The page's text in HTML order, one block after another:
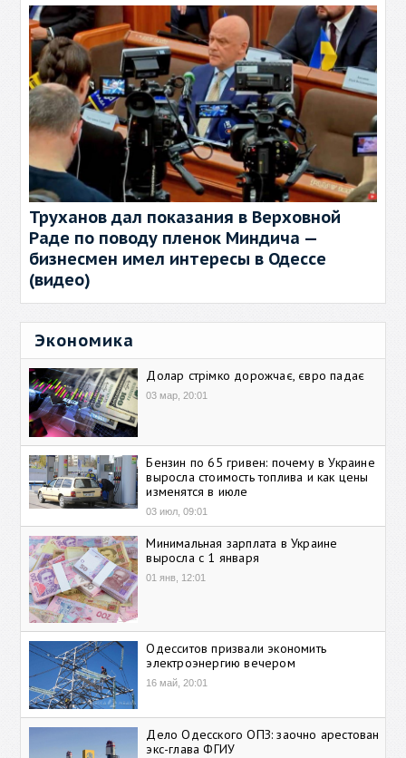
Труханов дал показания в Верховной
Раде по поводу пленок Миндича —
бизнесмен имел интересы в Одессе
(видео)
Экономика
Долар стрімко дорожчає, євро падає
03 мар, 20:01
Бензин по 65 гривен: почему в Украине
выросла стоимость топлива и как цены
изменятся в июле
03 июл, 09:01
Минимальная зарплата в Украине
выросла с 1 января
01 янв, 12:01
Одесситов призвали экономить
электроэнергию вечером
16 май, 20:01
Дело Одесского ОПЗ: заочно арестован
экс-глава ФГИУ